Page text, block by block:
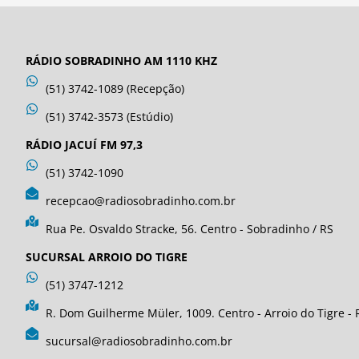
RÁDIO SOBRADINHO AM 1110 KHZ
(51) 3742-1089 (Recepção)
(51) 3742-3573 (Estúdio)
RÁDIO JACUÍ FM 97,3
(51) 3742-1090
recepcao@radiosobradinho.com.br
Rua Pe. Osvaldo Stracke, 56. Centro - Sobradinho / RS
SUCURSAL ARROIO DO TIGRE
(51) 3747-1212
R. Dom Guilherme Müler, 1009. Centro - Arroio do Tigre -
sucursal@radiosobradinho.com.br